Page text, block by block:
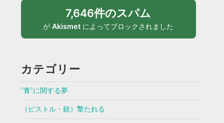
7,646件のスパム
がAkismet によってブロックされました
カテゴリー
”青”に関する夢
（ピストル・銃）撃たれる